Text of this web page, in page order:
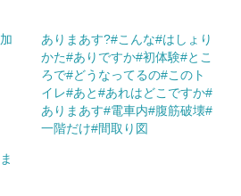
ありまあす?#こんな#はしょり
かた#ありですか#初体験#とこ
ろで#どうなってるの#このト
イレ#あと#あれはどこですか#
ありまあす#電車内#腹筋破壊#
一階だけ#間取り図